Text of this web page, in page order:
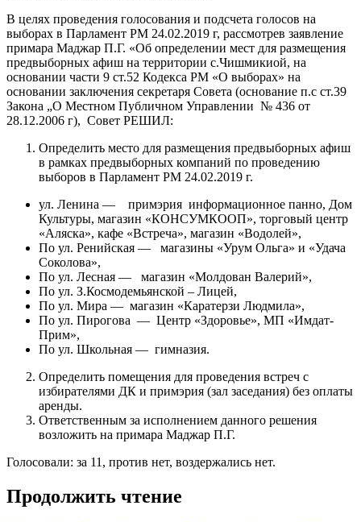
В целях проведения голосования и подсчета голосов на
выборах в Парламент РМ 24.02.2019 г, рассмотрев заявление
примара Маджар П.Г. «Об определении мест для размещения
предвыборных афиш на территории с.Чишмикиой, на
основании части 9 ст.52 Кодекса РМ «О выборах» на
основании заключения секретаря Совета (основание п.с ст.39
Закона „О Местном Публичном Управлении № 436 от
28.12.2006 г), Совет РЕШИЛ:
Определить место для размещения предвыборных афиш
в рамках предвыборных компаний по проведению
выборов в Парламент РМ 24.02.2019 г.
ул. Ленина — примэрия информационное панно, Дом
Культуры, магазин «КОНСУМКООП», торговый центр
«Аляска», кафе «Встреча», магазин «Водолей»,
По ул. Ренийская — магазины «Урум Ольга» и «Удача
Соколова»,
По ул. Лесная — магазин «Молдован Валерий»,
По ул. З.Космодемьянской – Лицей,
По ул. Мира — магазин «Каратерзи Людмила»,
По ул. Пирогова — Центр «Здоровье», МП «Имдат-
Прим»,
По ул. Школьная — гимназия.
Определить помещения для проведения встреч с
избирателями ДК и примэрия (зал заседания) без оплаты
аренды.
Ответственным за исполнением данного решения
возложить на примара Маджар П.Г.
Голосовали: за 11, против нет, воздержались нет.
Продолжить чтение